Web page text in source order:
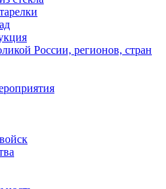
России, регионов, стран